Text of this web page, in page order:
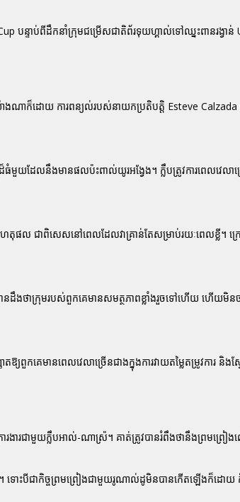
បន្ទាប់ពីដឹកនាំក្រុមជម្រើសជាតិព័រទុយហ្គាល់ទៅឈ្នះពានរង្វា
ាងណាក៏ដោយ ការពន្យល់របស់នាយកប្រតិបត្តិ Esteve Calzada
ដ៏ធំមួយដែលនឹងមានផលប៉ះពាល់យូរអង្វែង។ ក្លឹបត្រូវការពេលវេលាច្
ផល ជាពិសេសនៅពេលដែលវាគ្រាន់តែសម្រាប់រយៈពេលខ្លី។ ក្រ
បានដឹងថាក្រុមរបស់ពួកគេមានសមត្ថភាពខ្លាំងរួចទៅហើយ ហើយមិន
កគេមានពេលវេលាច្រើនជាងក្នុងការវាយតម្លៃតម្រូវការ និងស្
ងារជាមួយក្លឹបអាល់-ណាស្រ៉។ គាត់ត្រូវបានរំពឹងថានឹងព្រមព្រៀង
ទោះបីជាកិច្ចព្រមព្រៀងជាមួយរូណាល់ដូមិនបានកើតឡើងក៏ដោយ